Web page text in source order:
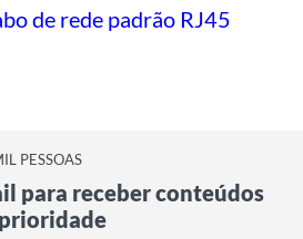
de rede padrão RJ45
PESSOAS
para receber conteúdos